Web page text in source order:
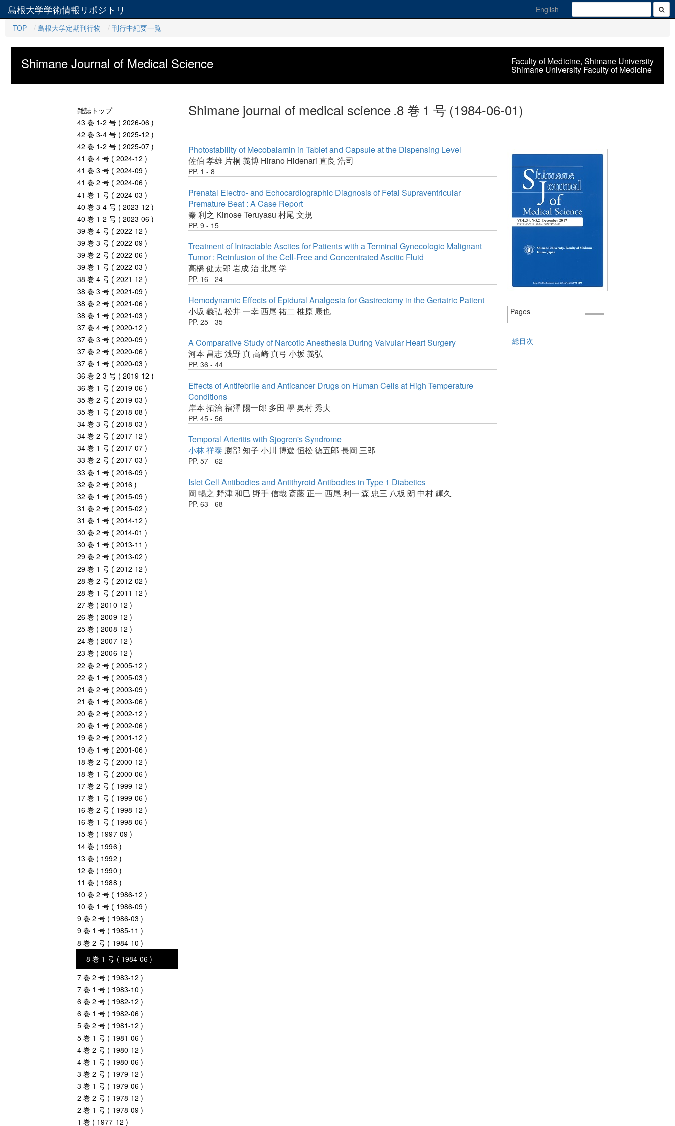
島根大学学術情報リポジトリ
English
TOP
島根大学定期刊行物 刊行中紀要一覧
Faculty of Medicine, Shimane University
Shimane University Faculty of Medicine
Shimane Journal of Medical Science
雑誌トップ
43 巻 1-2 号 ( 2026-06 )
42 巻 3-4 号 ( 2025-12 )
42 巻 1-2 号 ( 2025-07 )
41 巻 4 号 ( 2024-12 )
41 巻 3 号 ( 2024-09 )
41 巻 2 号 ( 2024-06 )
41 巻 1 号 ( 2024-03 )
40 巻 3-4 号 ( 2023-12 )
40 巻 1-2 号 ( 2023-06 )
39 巻 4 号 ( 2022-12 )
39 巻 3 号 ( 2022-09 )
39 巻 2 号 ( 2022-06 )
39 巻 1 号 ( 2022-03 )
38 巻 4 号 ( 2021-12 )
38 巻 3 号 ( 2021-09 )
38 巻 2 号 ( 2021-06 )
38 巻 1 号 ( 2021-03 )
37 巻 4 号 ( 2020-12 )
37 巻 3 号 ( 2020-09 )
37 巻 2 号 ( 2020-06 )
37 巻 1 号 ( 2020-03 )
36 巻 2-3 号 ( 2019-12 )
36 巻 1 号 ( 2019-06 )
35 巻 2 号 ( 2019-03 )
35 巻 1 号 ( 2018-08 )
34 巻 3 号 ( 2018-03 )
34 巻 2 号 ( 2017-12 )
34 巻 1 号 ( 2017-07 )
33 巻 2 号 ( 2017-03 )
33 巻 1 号 ( 2016-09 )
32 巻 2 号 ( 2016 )
32 巻 1 号 ( 2015-09 )
31 巻 2 号 ( 2015-02 )
31 巻 1 号 ( 2014-12 )
30 巻 2 号 ( 2014-01 )
30 巻 1 号 ( 2013-11 )
29 巻 2 号 ( 2013-02 )
29 巻 1 号 ( 2012-12 )
28 巻 2 号 ( 2012-02 )
28 巻 1 号 ( 2011-12 )
27 巻 ( 2010-12 )
26 巻 ( 2009-12 )
25 巻 ( 2008-12 )
24 巻 ( 2007-12 )
23 巻 ( 2006-12 )
22 巻 2 号 ( 2005-12 )
22 巻 1 号 ( 2005-03 )
21 巻 2 号 ( 2003-09 )
21 巻 1 号 ( 2003-06 )
20 巻 2 号 ( 2002-12 )
20 巻 1 号 ( 2002-06 )
19 巻 2 号 ( 2001-12 )
19 巻 1 号 ( 2001-06 )
18 巻 2 号 ( 2000-12 )
18 巻 1 号 ( 2000-06 )
17 巻 2 号 ( 1999-12 )
17 巻 1 号 ( 1999-06 )
16 巻 2 号 ( 1998-12 )
16 巻 1 号 ( 1998-06 )
15 巻 ( 1997-09 )
14 巻 ( 1996 )
13 巻 ( 1992 )
12 巻 ( 1990 )
11 巻 ( 1988 )
10 巻 2 号 ( 1986-12 )
10 巻 1 号 ( 1986-09 )
9 巻 2 号 ( 1986-03 )
9 巻 1 号 ( 1985-11 )
8 巻 2 号 ( 1984-10 )
8 巻 1 号 ( 1984-06 )
7 巻 2 号 ( 1983-12 )
7 巻 1 号 ( 1983-10 )
6 巻 2 号 ( 1982-12 )
6 巻 1 号 ( 1982-06 )
5 巻 2 号 ( 1981-12 )
5 巻 1 号 ( 1981-06 )
4 巻 2 号 ( 1980-12 )
4 巻 1 号 ( 1980-06 )
3 巻 2 号 ( 1979-12 )
3 巻 1 号 ( 1979-06 )
2 巻 2 号 ( 1978-12 )
2 巻 1 号 ( 1978-09 )
1 巻 ( 1977-12 )
Shimane journal of medical science.8 巻 1 号 (1984-06-01)
Photostability of Mecobalamin in Tablet and Capsule at the Dispensing Level
佐伯 孝雄 片桐 義博 Hirano Hidenari 直良 浩司
PP. 1 - 8
Prenatal Electro- and Echocardiographic Diagnosis of Fetal Supraventricular
Premature Beat : A Case Report
秦 利之 Kinose Teruyasu 村尾 文規
PP. 9 - 15
Treatment of Intractable Ascites for Patients with a Terminal Gynecologic Malignant
Tumor : Reinfusion of the Cell-Free and Concentrated Ascitic Fluid
高橋 健太郎 岩成 治北尾 学
PP. 16 - 24
Hemodynamic Effects of Epidural Analgesia for Gastrectomy in the Geriatric Patient
小坂 義弘 松井 一幸西尾 祐二 椎原 康也
PP. 25 - 35
A Comparative Study of Narcotic Anesthesia During Valvular Heart Surgery
河本 昌志浅野 真高崎 真弓 小坂 義弘
PP. 36 - 44
Effects of Antifebrile and Anticancer Drugs on Human Cells at High Temperature
Conditions
岸本 拓治福澤 陽一郎 多田 學 奥村 秀夫
PP. 45 - 56
Temporal Arteritis with Sjogren's Syndrome
小林 祥泰 勝部 知子 小川 博遊 恒松 徳五郎 長岡 三郎
PP. 57 - 62
Islet Cell Antibodies and Antithyroid Antibodies in Type 1 Diabetics
岡 暢之 野津 和巳 野手 信哉 斎藤 正一 西尾 利一 森 忠三 八板 朗 中村 輝久
PP. 63 - 68
Pages
総目次